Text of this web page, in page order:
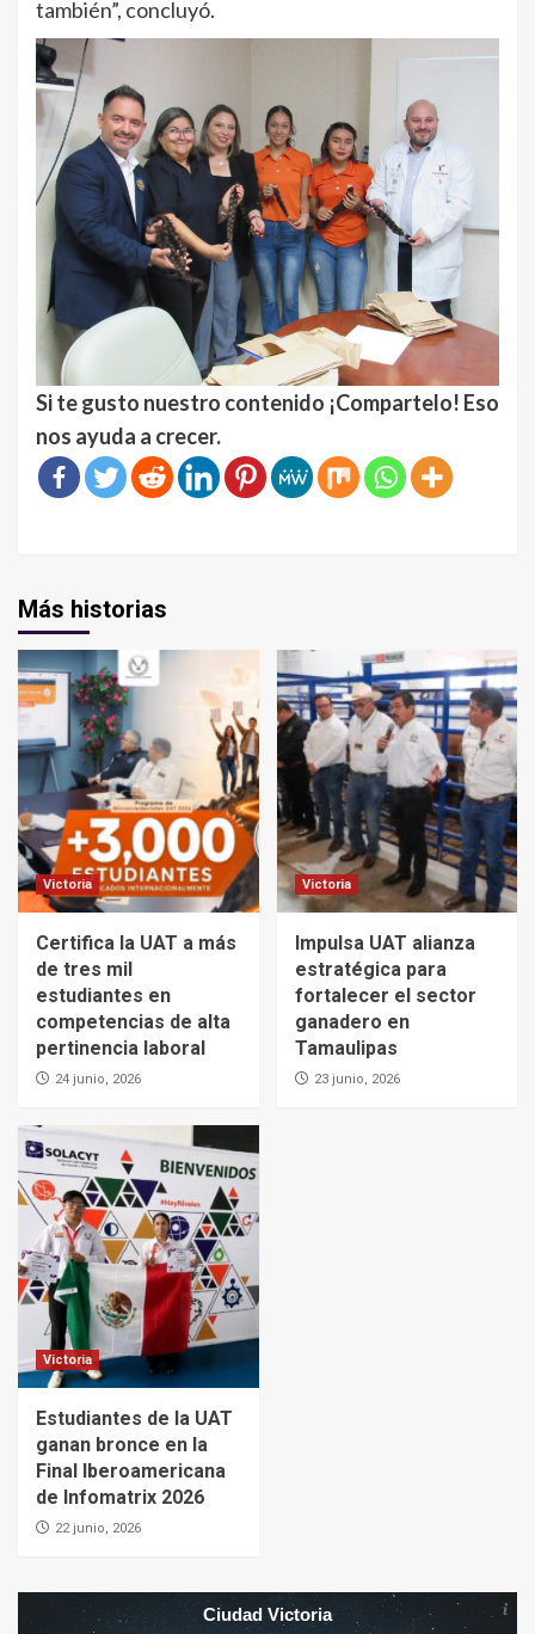
también”, concluyó.
Si te gusto nuestro contenido ¡Compartelo! Eso
nos ayuda a crecer.
Más historias
Victoria
Certifica la UAT a más
de tres mil
estudiantes en
competencias de alta
pertinencia laboral
24 junio, 2026
Victoria
Impulsa UAT alianza
estratégica para
fortalecer el sector
ganadero en
Tamaulipas
23 junio, 2026
Victoria
Estudiantes de la UAT
ganan bronce en la
Final Iberoamericana
de Infomatrix 2026
22 junio, 2026
Ciudad Victoria